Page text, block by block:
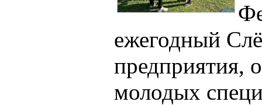
ежегодный
предприятия,
молодых